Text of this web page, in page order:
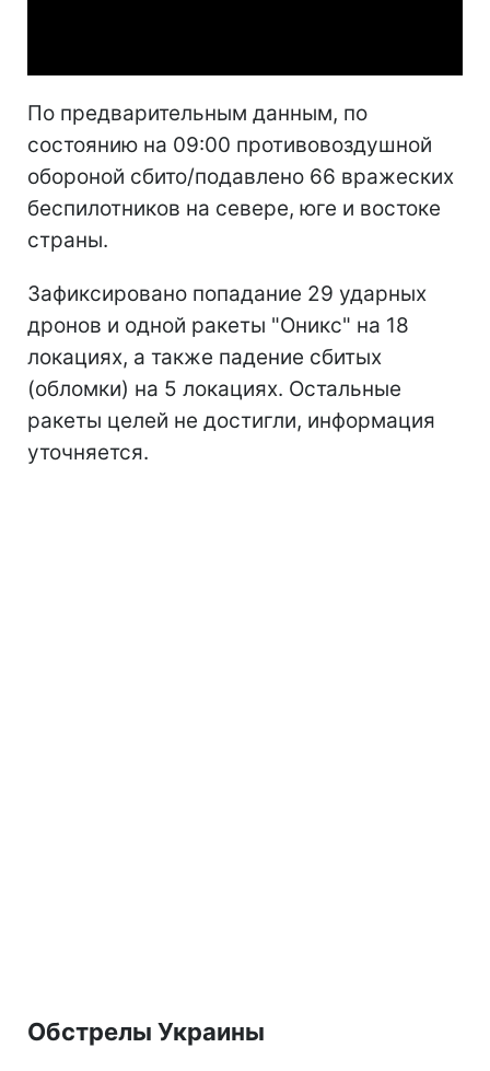
По предварительным данным, по
состоянию на 09:00 противовоздушной
обороной сбито/подавлено 66 вражеских
беспилотников на севере, юге и востоке
страны.
Зафиксировано попадание 29 ударных
дронов и одной ракеты "Оникс" на 18
локациях, а также падение сбитых
(обломки) на 5 локациях. Остальные
ракеты целей не достигли, информация
уточняется.
Обстрелы Украины